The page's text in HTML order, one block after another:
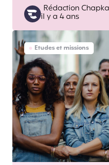
Posted
by
Rédaction Chapka
il y a 4 ans
Etudes et missions